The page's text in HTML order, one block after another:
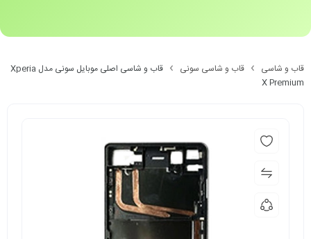
قاب و شاسی قاب و شاسی سونی
قاب و شاسی اصلی موبایل سونی مدل Xperia
X Premium